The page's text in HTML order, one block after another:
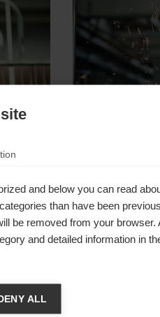
nicht
and below you can read
than have been
be removed from your browser.
and detailed information in
ALL